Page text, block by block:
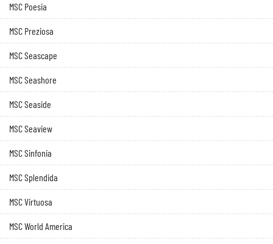
MSC Poesia
MSC Preziosa
MSC Seascape
MSC Seashore
MSC Seaside
MSC Seaview
MSC Sinfonia
MSC Splendida
MSC Virtuosa
MSC World America